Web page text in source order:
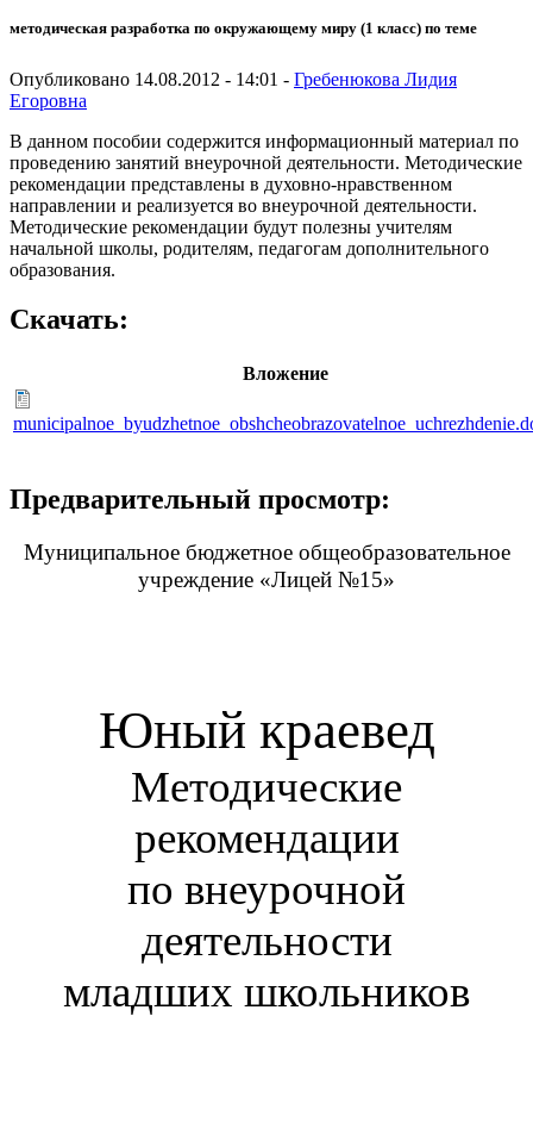
методическая разработка по окружающему миру (1 класс) по теме
Опубликовано 14.08.2012 - 14:01 - Гребенюкова Лидия
Егоровна
В данном пособии содержится информационный материал по
проведению занятий внеурочной деятельности. Методические
рекомендации представлены в духовно-нравственном
направлении и реализуется во внеурочной деятельности.
Методические рекомендации будут полезны учителям
начальной школы, родителям, педагогам дополнительного
образования.
Скачать:
Вложение
Предварительный просмотр:
Муниципальное бюджетное общеобразовательное
учреждение «Лицей №15»
Юный краевед
Методические
рекомендации
по внеурочной
деятельности
младших школьников